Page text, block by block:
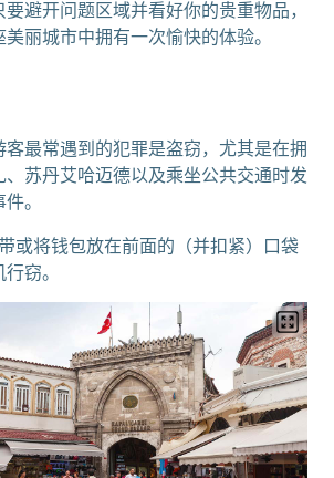
避开问题区域并看好你的贵重物品，
丽城市中拥有一次愉快的体验。
最常遇到的犯罪是盗窃，尤其是在拥
、苏丹艾哈迈德以及乘坐公共交通时发
。
或将钱包放在前面的（并扣紧）口袋
窃。